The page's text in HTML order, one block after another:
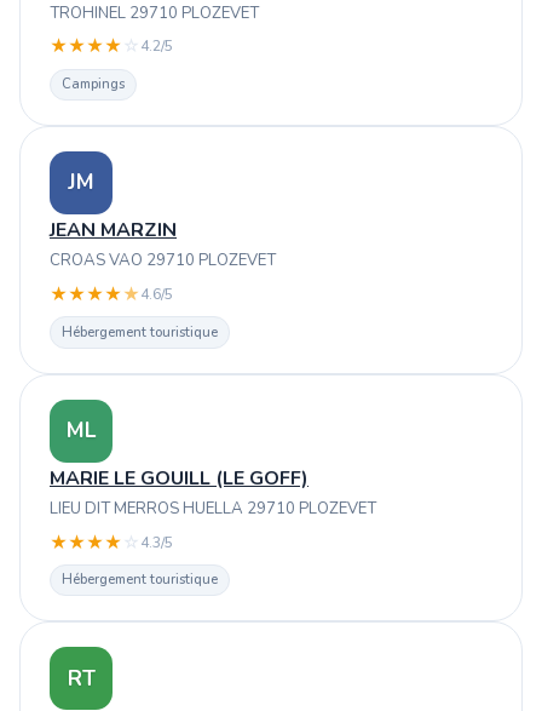
TROHINEL 29710 PLOZEVET
★★★★ ☆ 4.2/5
Campings
JM
JEAN MARZIN
CROAS VAO 29710 PLOZEVET
★★★★★4.6/5
Hébergement touristique
ML
MARIE LE GOUILL (LE GOFF)
LIEU DIT MERROS HUELLA 29710 PLOZEVET
★★★★ ☆ 4.3/5
Hébergement touristique
RT